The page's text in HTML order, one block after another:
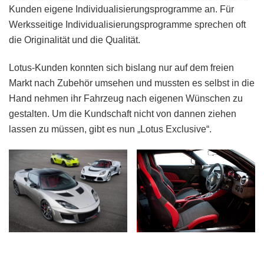
Kunden eigene Individualisierungsprogramme an. Für
Werksseitige Individualisierungsprogramme sprechen oft
die Originalität und die Qualität.
Lotus-Kunden konnten sich bislang nur auf dem freien
Markt nach Zubehör umsehen und mussten es selbst in die
Hand nehmen ihr Fahrzeug nach eigenen Wünschen zu
gestalten. Um die Kundschaft nicht von dannen ziehen
lassen zu müssen, gibt es nun „Lotus Exclusive“.